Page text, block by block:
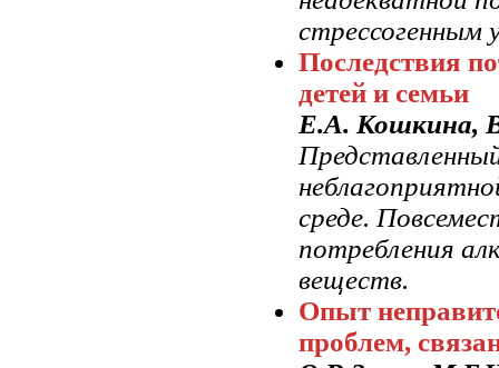
стрессогенным
Последствия
детей и семьи
Е.А. Кошкина,
среде.
потребления
веществ.
Опыт
проблем,